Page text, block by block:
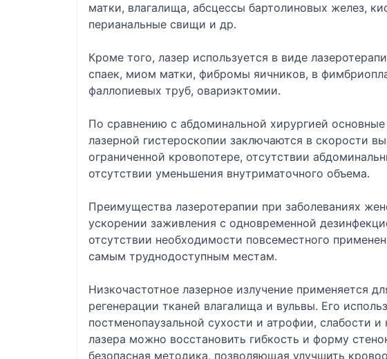
матки, влагалища, абсцессы бартолиновых желез,
перианальные свищи и др.
Кроме того, лазер используется в виде
спаек, миом матки, фибромы яичников, в
фаллопиевых труб, овариэктомии.
По сравнению с абдоминальной хирургией
лазерной гистероскопии заключаются в скорости
ограниченной кровопотере, отсутствии
отсутствии уменьшения внутриматочного объема.
Преимущества лазеротерапии при заболеваниях
ускорении заживления с одновременной
отсутствии необходимости повсеместного
самым труднодоступным местам.
Низкочастотное лазерное излучение применяется
регенерации тканей влагалища и вульвы. Его
постменопаузальной сухости и атрофии, слабости
лазера можно восстановить гибкость и форму
безопасная методика, позволяющая улучшить